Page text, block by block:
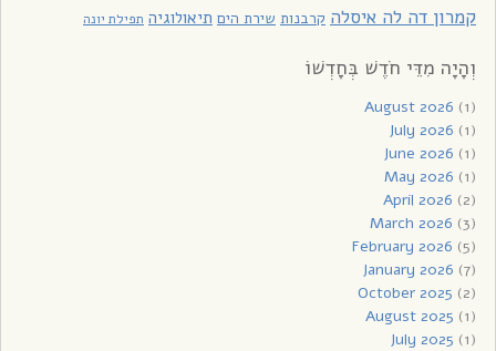
קמרון דה לה איסלה קרבנות שירת הים תיאולוגיה תפילת יונה
וְהָיָה מִדֵּי חֹדֶשׁ בְּחָדְשׁוֹ
August 2026 (1)
July 2026 (1)
June 2026 (1)
May 2026 (1)
April 2026 (2)
March 2026 (3)
February 2026 (5)
January 2026 (7)
October 2025 (2)
August 2025 (1)
July 2025 (1)